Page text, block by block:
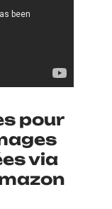
pour
via